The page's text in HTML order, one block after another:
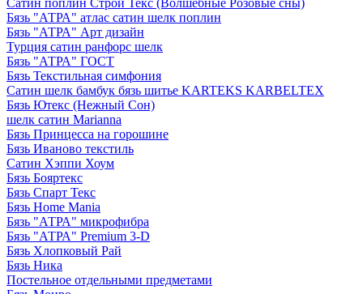
Сатин поплин Строй Текс (Волшебные Розовые сны)
Бязь "АТРА" атлас сатин шелк поплин
Бязь "АТРА" Арт дизайн
Турция сатин ранфорс шелк
Бязь "АТРА" ГОСТ
Бязь Текстильная симфония
Сатин шелк бамбук бязь шитье KARTEKS KARBELTEX
Бязь Ютекс (Нежный Сон)
шелк сатин Marianna
Бязь Принцесса на горошине
Бязь Иваново текстиль
Сатин Хэппи Хоум
Бязь Бояртекс
Бязь Спарт Текс
Бязь Home Mania
Бязь "АТРА" микрофибра
Бязь "АТРА" Premium 3-D
Бязь Хлопковый Рай
Бязь Ника
Постельное отдельными предметами